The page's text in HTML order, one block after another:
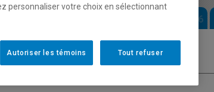
Horaire - Automne 2026
personnaliser votre choix en sélectionnant
Tout refuser
Autoriser les témoins